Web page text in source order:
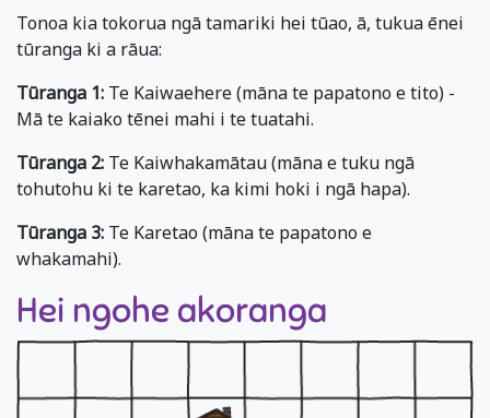
Tonoa kia tokorua ngā tamariki hei tūao, ā, tukua ēnei
tūranga ki a rāua:
Tūranga 1: Te Kaiwaehere (māna te papatono e tito) -
Mā te kaiako tēnei mahi i te tuatahi.
Tūranga 2: Te Kaiwhakamātau (māna e tuku ngā
tohutohu ki te karetao, ka kimi hoki i ngā hapa).
Tūranga 3: Te Karetao (māna te papatono e
whakamahi).
Hei ngohe akoranga